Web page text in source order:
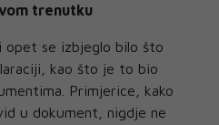
trenutku
opet se izbjeglo bilo što
kao što je to bio
Primjerice, kako
u dokument, nigdje ne